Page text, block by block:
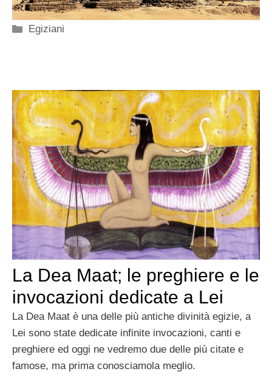
Categorie
Egiziani
La Dea Maat; le preghiere e le
invocazioni dedicate a Lei
La Dea Maat è una delle più antiche divinità egizie, a
Lei sono state dedicate infinite invocazioni, canti e
preghiere ed oggi ne vedremo due delle più citate e
famose, ma prima conosciamola meglio.